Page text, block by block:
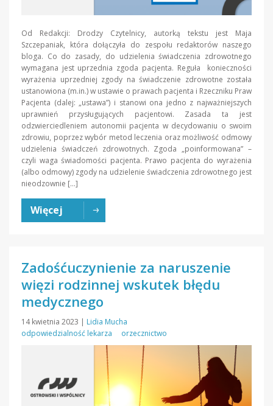
Od Redakcji: Drodzy Czytelnicy, autorką tekstu jest Maja
Szczepaniak, która dołączyła do zespołu redaktorów naszego
bloga. Co do zasady, do udzielenia świadczenia zdrowotnego
wymagana jest uprzednia zgoda pacjenta. Reguła konieczności
wyrażenia uprzedniej zgody na świadczenie zdrowotne została
ustanowiona (m.in.) w ustawie o prawach pacjenta i Rzeczniku Praw
Pacjenta (dalej: „ustawa”) i stanowi ona jedno z najważniejszych
uprawnień przysługujących pacjentowi. Zasada ta jest
odzwierciedleniem autonomii pacjenta w decydowaniu o swoim
zdrowiu, poprzez wybór metod leczenia oraz możliwość odmowy
udzielenia świadczeń zdrowotnych. Zgoda „poinformowana” –
czyli waga świadomości pacjenta. Prawo pacjenta do wyrażenia
(albo odmowy) zgody na udzielenie świadczenia zdrowotnego jest
nieodzownie […]
Więcej
Zadośćuczynienie za naruszenie
więzi rodzinnej wskutek błędu
medycznego
14 kwietnia 2023
Lidia Mucha
odpowiedzialność lekarza
orzecznictwo